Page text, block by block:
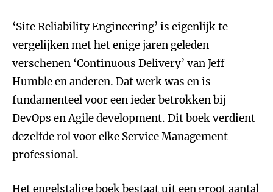
‘Site Reliability Engineering’ is eigenlijk te
vergelijken met het enige jaren geleden
verschenen ‘Continuous Delivery’ van Jeff
Humble en anderen. Dat werk was en is
fundamenteel voor een ieder betrokken bij
DevOps en Agile development. Dit boek verdient
dezelfde rol voor elke Service Management
professional.
Het engelstalige boek bestaat uit een groot aantal